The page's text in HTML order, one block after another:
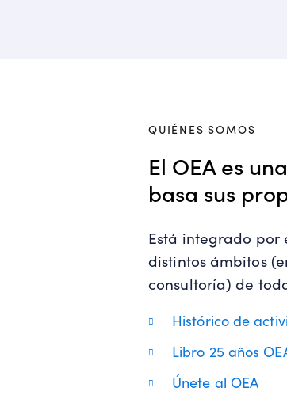
QUIÉNES SOMOS
El OEA es
basa sus
Está integrado por
distintos ámbitos
consultoría) de
Histórico de
Libro 25 años
Únete al OEA